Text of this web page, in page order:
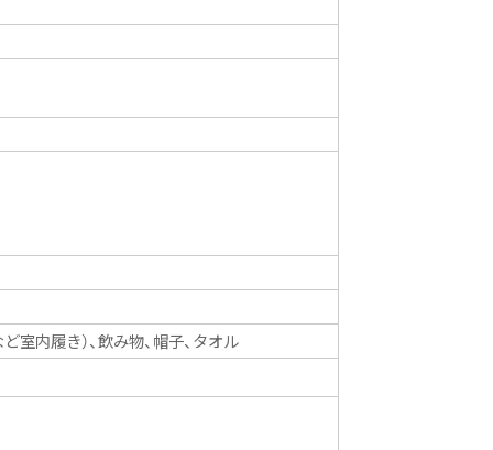
内履き）、飲み物、帽子、タオル